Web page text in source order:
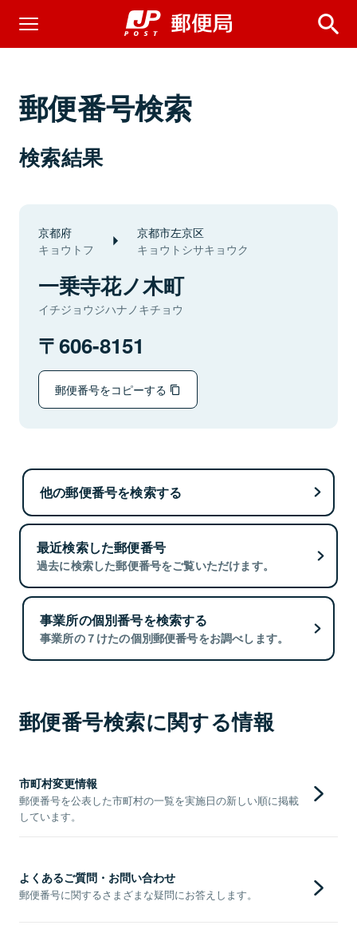
郵便番号検索
検索結果
京都府
キョウトフ
京都市左京区
キョウトシサキョウク
一乗寺花ノ木町
イチジョウジハナノキチョウ
606-8151
郵便番号をコピーする
他の郵便番号を検索する
最近検索した郵便番号
過去に検索した郵便番号をご覧いただけます。
事業所の個別番号を検索する
事業所の７けたの個別郵便番号をお調べします。
郵便番号検索に関する情報
市町村変更情報
郵便番号を公表した市町村の一覧を実施日の新しい順に掲載
しています。
よくあるご質問・お問い合わせ
郵便番号に関するさまざまな疑問にお答えします。